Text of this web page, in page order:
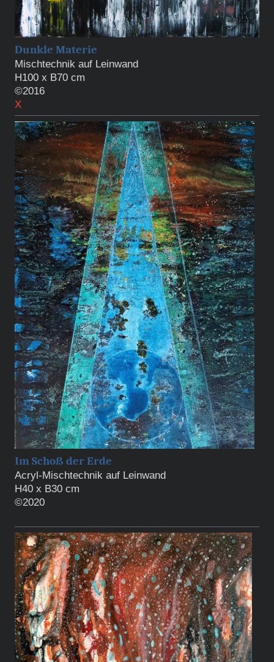
Dunkle Materie
Mischtechnik auf Leinwand
H100 x B70 cm
©2016
X
Im Schoß der Erde
Acryl-Mischtechnik auf Leinwand
H40 x B30 cm
©2020